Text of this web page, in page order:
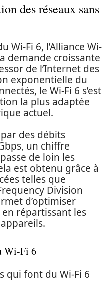
des réseaux sans
Wi-Fi 6, l’Alliance Wi-
demande croissante
de l’Internet des
exponentielle du
le Wi-Fi 6 s’est
la plus adaptée
actuel.
des débits
un chiffre
de loin les
est obtenu grâce à
telles que
Division
d’optimiser
en répartissant les
Wi-Fi 6
qui font du Wi-Fi 6